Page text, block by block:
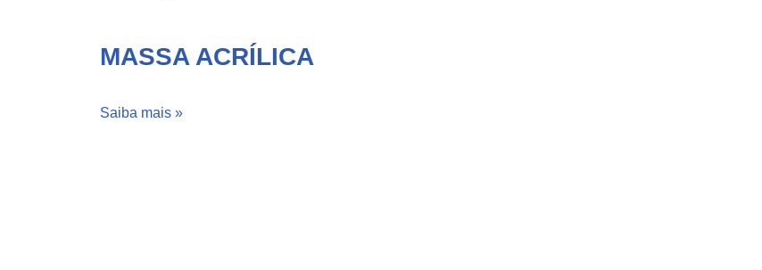
MASSA ACRÍLICA
Saiba mais »